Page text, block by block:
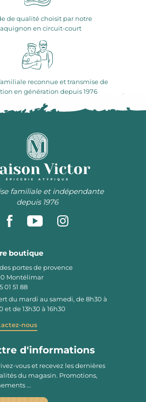
de qualité choisit par notre
en circuit-court
reconnue et transmise de
en génération depuis 1976
ÉPICERIE ATYPIQUE
familiale et indépendante
depuis 1976
boutique
portes de provence
Montélimar
01 51 88
du mardi au samedi, de 8h30 à
et de 13h30 à 16h30
nous
d'informations
vous et recevez les dernières
du magasin. Promotions,
...